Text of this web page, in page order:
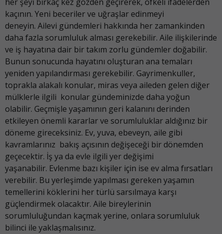
her şeyi birkaç kez gözden geçirerek, öfkeli ifadelerden
kaçının. Yeni beceriler ve uğraşlar edinmeyi
deneyin. Ailevi gündemleri hakkında her zamankinden
daha fazla sorumluluk alması gerekebilir. Aile ilişkilerinde
ve iş hayatına dair bir takım zorlu gündemler doğabilir.
Bunun sonucunda hayatını oluşturan ana temaları
yeniden yapılandırması gerekebilir. Gayrimenkuller,
toprakla alakalı konular, miras veya aileden gelen diğer
mülklerle ilgili konular gündeminizde daha yoğun
olabilir. Geçmişle yaşamının geri kalanını derinden
etkileyen önemli kararlar ve sorumluluklar aldığınız bir
döneme gireceksiniz. Ev, yuva, ebeveyn, aile gibi
kavramlarınız bakış açısının değişeceği bir dönemden
geçecektir. İş ya da evle ilgili yer değişimi
yaşanabilir. Evlenme bazı kişiler için ise ev alma fırsatları
verebilir. Bu yerleşimde yapılması gereken yaşamın
temellerini köklerini her türlü sarsılmaya karşı
güçlendirmek olacaktır. Aile bireylerinin
sorumluluğundan kaçmak yerine, onlara sorumluluk
bilinci ile yaklaşmalısınız.